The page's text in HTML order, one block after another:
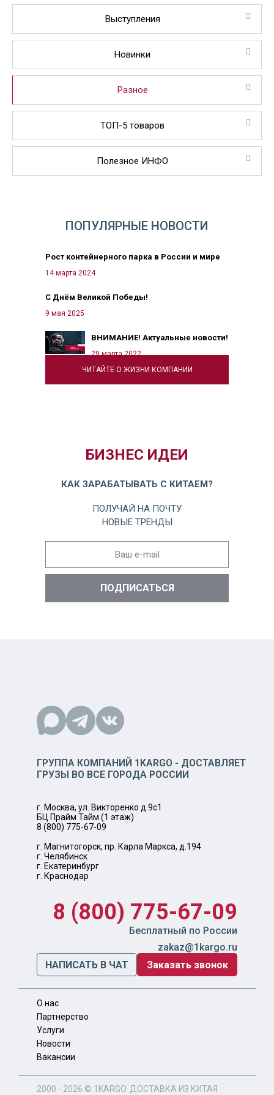
Выступления
Новинки
Разное
ТОП-5 товаров
Полезное ИНФО
ЧИТАЙТЕ О ЖИЗНИ КОМПАНИИ
ПОПУЛЯРНЫЕ НОВОСТИ
Рост контейнерного парка в России и мире
14 марта 2024
С Днём Великой Победы!
9 мая 2025
ВНИМАНИЕ! Актуальные новости!
29 марта 2022
БИЗНЕС ИДЕИ
КАК ЗАРАБАТЫВАТЬ С КИТАЕМ?
ПОЛУЧАЙ НА ПОЧТУ
НОВЫЕ ТРЕНДЫ
ГРУППА КОМПАНИЙ 1KARGO - ДОСТАВЛЯЕТ
ГРУЗЫ ВО ВСЕ ГОРОДА РОССИИ
г. Москва, ул. Викторенко д.9с1
БЦ Прайм Тайм (1 этаж)
8 (800) 775-67-09
г. Магнитогорск, пр. Карла Маркса, д.194
г. Челябинск
г. Екатеринбург
г. Краснодар
8 (800) 775-67-09
Бесплатный по России
zakaz@1kargo.ru
НАПИСАТЬ В ЧАТ
Заказать звонок
О нас
Партнерство
Услуги
Новости
Вакансии
2000 - 2026 © 1KARGO . ДОСТАВКА ИЗ КИТАЯ